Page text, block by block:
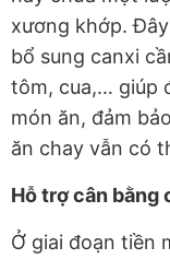
xương khớp.
bổ sung canxi
tôm, cua,… giúp
món ăn, đảm
ăn chay vẫn có
Hỗ trợ cân bằng
Ở giai đoạn tiền